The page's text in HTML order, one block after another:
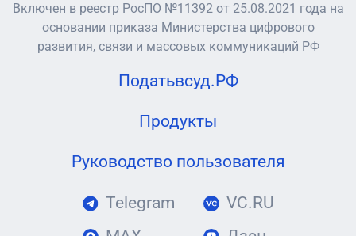
Включен в реестр РосПО №11392 от 25.08.2021 года на
основании приказа Министерства цифрового
развития, связи и массовых коммуникаций РФ
Податьвсуд.РФ
Продукты
Руководство пользователя
Telegram
VC.RU